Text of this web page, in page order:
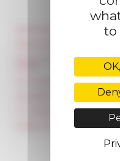
Room reservation and
Accommodation
Public Tenders
to